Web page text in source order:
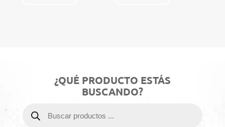
¿QUÉ PRODUCTO ESTÁS
BUSCANDO?
productos